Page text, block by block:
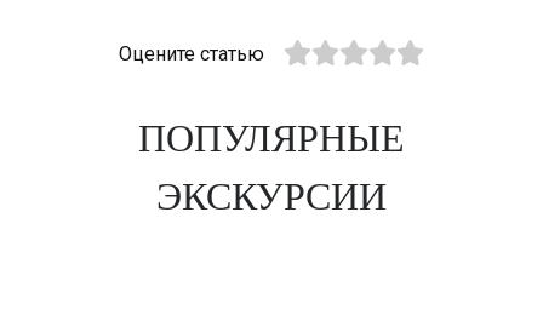
Оцените статью
ПОПУЛЯРНЫЕ
ЭКСКУРСИИ